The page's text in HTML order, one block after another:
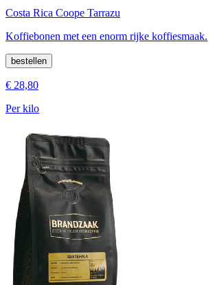
Costa Rica Coope Tarrazu
Koffiebonen met een enorm rijke koffiesmaak.
bestellen
€ 28,80
Per kilo